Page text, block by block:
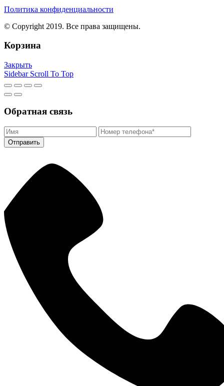
Политика конфиденциальности
© Copyright 2019. Все права защищены.
Корзина
Закрыть
Sidebar Scroll To Top
Обратная связь
Отправить